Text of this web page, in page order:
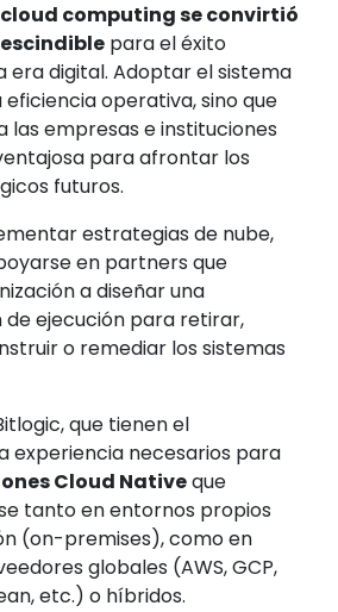
computing se convirtió
para el éxito
era digital. Adoptar el sistema
eficiencia operativa, sino que
las empresas e instituciones
para afrontar los
futuros.
estrategias de nube,
en partners que
a diseñar una
ejecución para retirar,
o remediar los sistemas
que tienen el
experiencia necesarios para
Cloud Nativeque
tanto en entornos propios
(on-premises), como en
globales (AWS, GCP,
etc.) o híbridos.